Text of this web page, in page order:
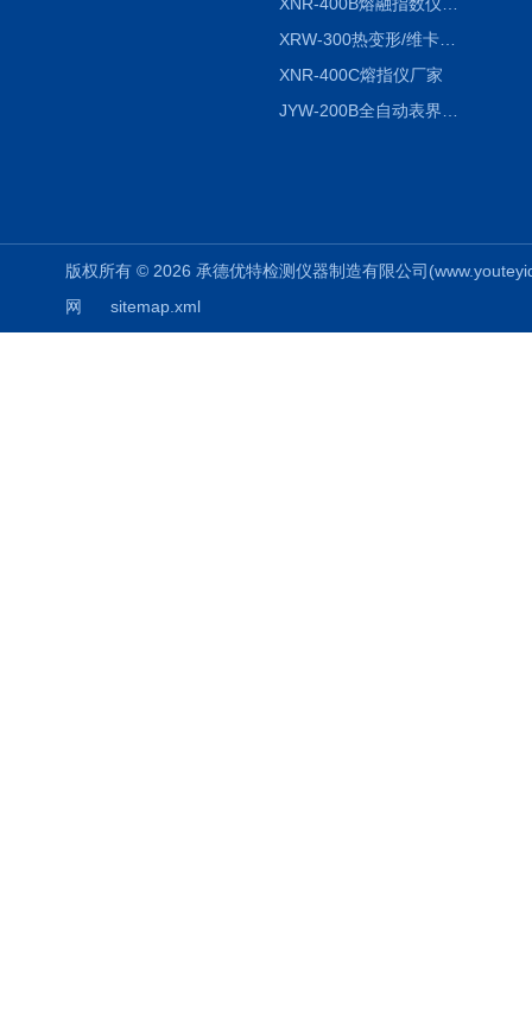
XRW-300热变形/维卡软化点温度测定仪
XNR-400C熔指仪厂家
版权所有 © 2026 承德优特检测仪器制造有限公司
网
sitemap.xml